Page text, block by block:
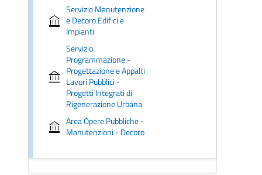
Servizio Manutenzione
e Decoro Edifici e
Impianti
Servizio
Programmazione -
Progettazione e Appalti
Lavori Pubblici -
Progetti Integrati di
Rigenerazione Urbana
Area Opere Pubbliche -
Manutenzioni - Decoro